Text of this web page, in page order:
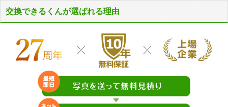
交換できるくんが選ばれる理由